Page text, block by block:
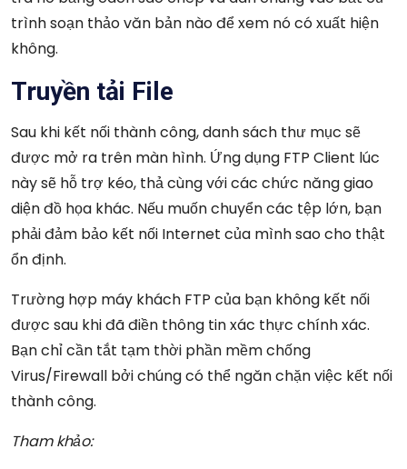
trình soạn thảo văn bản nào để xem nó có xuất hiện
không.
Truyền tải File
Sau khi kết nối thành công, danh sách thư mục sẽ
được mở ra trên màn hình. Ứng dụng FTP Client lúc
này sẽ hỗ trợ kéo, thả cùng với các chức năng giao
diện đồ họa khác. Nếu muốn chuyển các tệp lớn, bạn
phải đảm bảo kết nối Internet của mình sao cho thật
ổn định.
Trường hợp máy khách FTP của bạn không kết nối
được sau khi đã điền thông tin xác thực chính xác.
Bạn chỉ cần tắt tạm thời phần mềm chống
Virus/Firewall bởi chúng có thể ngăn chặn việc kết nối
thành công.
Tham khảo: